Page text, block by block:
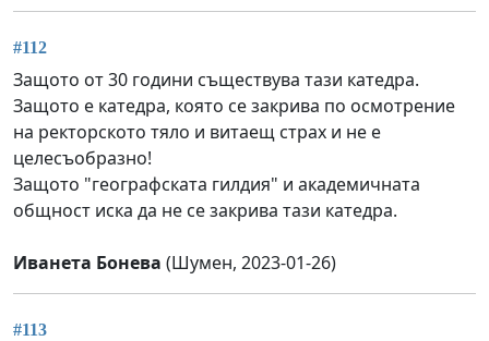
#112
Защото от 30 години съществува тази катедра.
Защото е катедра, която се закрива по осмотрение
на ректорското тяло и витаещ страх и не е
целесъобразно!
Защото "географската гилдия" и академичната
общност иска да не се закрива тази катедра.
Иванета Бонева (Шумен, 2023-01-26)
#113